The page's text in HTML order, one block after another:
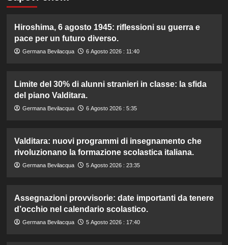
Hiroshima, 6 agosto 1945: riflessioni su guerra e
pace per un futuro diverso.
Germana Bevilacqua 6 Agosto 2026 : 11:40
Limite del 30% di alunni stranieri in classe: la sfida
del piano Valditara.
Germana Bevilacqua 6 Agosto 2026 : 5:35
Valditara: nuovi programmi di insegnamento che
rivoluzionano la formazione scolastica italiana.
Germana Bevilacqua 5 Agosto 2026 : 23:35
Assegnazioni provvisorie: date importanti da tenere
d’occhio nel calendario scolastico.
Germana Bevilacqua 5 Agosto 2026 : 17:40